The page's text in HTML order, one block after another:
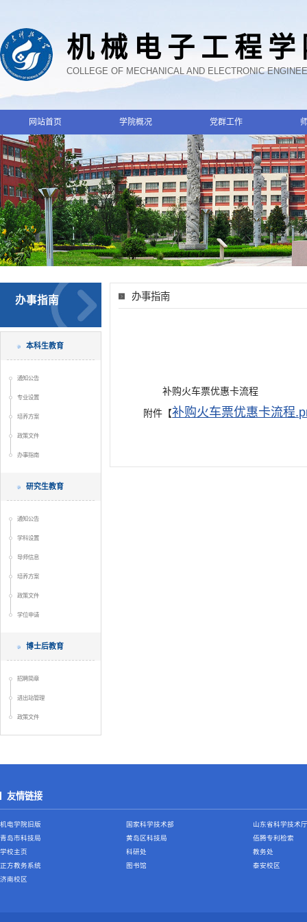
机械电子工程
COLLEGE OF MECHANICAL AND ELECTRONIC
网站首页 学院概况 党群工作
办事指南
本科生教育
通知公告
专业设置
培养方案
政策文件
办事指南
研究生教育
通知公告
学科设置
导师信息
培养方案
政策文件
学位申请
博士后教育
招聘简章
进出站管理
政策文件
办事指南
补购火车票优惠卡流程
附件【补购火车票优惠卡流程
友情链接
机电学院旧版 国家科学技术部
山东省科学技术厅
青岛市科技局
黄岛区科技局
佰腾专利检索
学校主页
科研处
教务处
正方教务系统
图书馆
泰安校区
济南校区